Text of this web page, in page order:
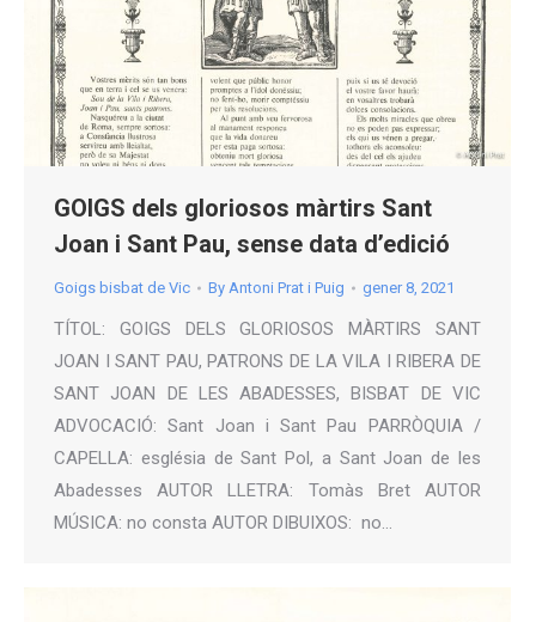
GOIGS dels gloriosos màrtirs Sant
Joan i Sant Pau, sense data d’edició
Goigs bisbat de Vic By Antoni Prat i Puig gener 8, 2021
TÍTOL: GOIGS DELS GLORIOSOS MÀRTIRS SANT
JOAN I SANT PAU, PATRONS DE LA VILA I RIBERA DE
SANT JOAN DE LES ABADESSES, BISBAT DE VIC
ADVOCACIÓ: Sant Joan i Sant Pau PARRÒQUIA /
CAPELLA: església de Sant Pol, a Sant Joan de les
Abadesses AUTOR LLETRA: Tomàs Bret AUTOR
MÚSICA: no consta AUTOR DIBUIXOS: no…